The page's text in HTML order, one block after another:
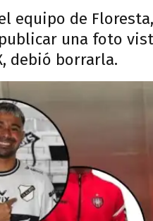
equipo de
una foto
debió borrarla.